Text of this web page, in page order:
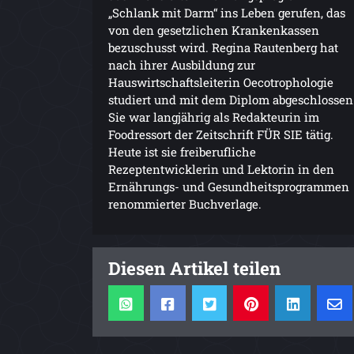
„Schlank mit Darm“ ins Leben gerufen, das
von den gesetzlichen Krankenkassen
bezuschusst wird. Regina Rautenberg hat
nach ihrer Ausbildung zur
Hauswirtschaftsleiterin Oecotrophologie
studiert und mit dem Diplom
Sie war langjährig als Redakteurin im
Foodressort der Zeitschrift FÜR SIE tätig.
Heute ist sie freiberufliche
Rezeptentwicklerin und Lektorin in den
Ernährungs- und Gesundheitsprogrammen
renommierter Buchverlage.
Diesen Artikel teilen